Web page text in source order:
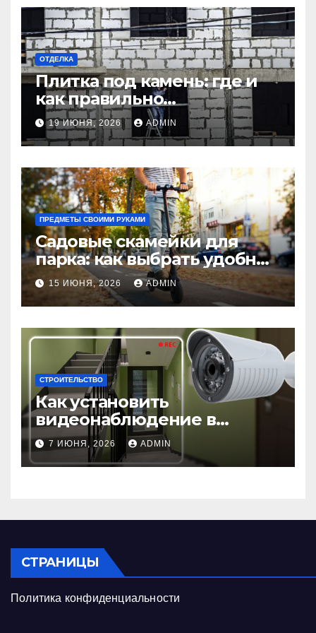
ОТДЕЛКА
Плитка под камень: где и
как правильно
использовать в интерьере
комнаты?
19 ИЮНЯ, 2026 ADMIN
ПРЕДМЕТЫ СВОИМИ РУКАМИ
Садовые скамейки для
парка: как выбрать удобные
и долговечные модели
Madmetal.ru
15 ИЮНЯ, 2026 ADMIN
СТРОИТЕЛЬСТВО
Как установить
видеонаблюдение в
подъезде: пошаговая
инструкция и советы
7 ИЮНЯ, 2026 ADMIN
СТРАНИЦЫ
Политика конфиденциальности